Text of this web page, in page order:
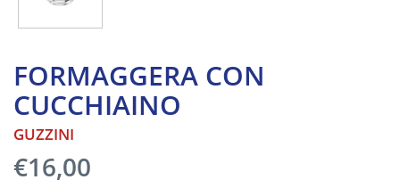
FORMAGGERA CON
CUCCHIAINO
GUZZINI
€16,00